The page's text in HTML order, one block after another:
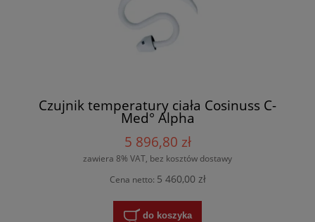
Czujnik temperatury ciała Cosinuss C-
Med° Alpha
5 896,80 zł
zawiera 8% VAT, bez kosztów dostawy
Cena netto: 5 460,00 zł
do koszyka